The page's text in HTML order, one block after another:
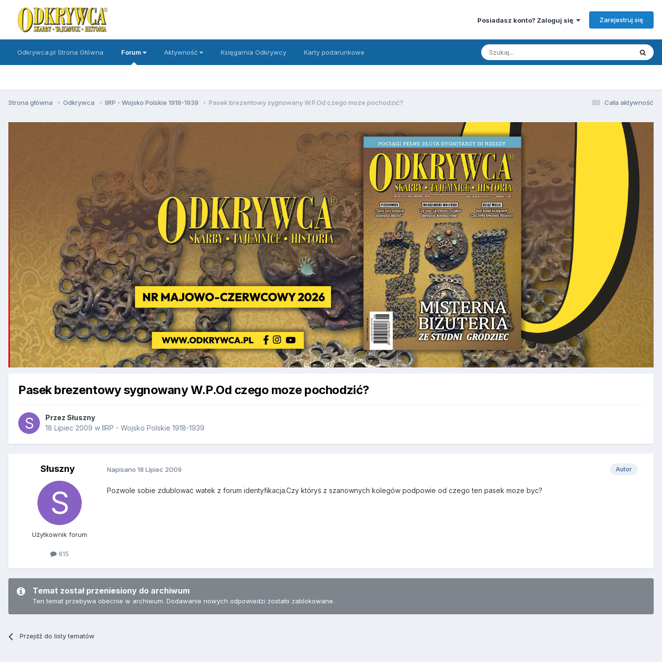
Posiadasz konto? Zaloguj się Zarejestruj się
Odkrywca.pl Strona Główna Forum Aktywność Księgarnia Odkrywcy Karty podarunkowe
Cała aktywność
Strona główna Odkrywca IIRP - Wojsko Polskie 1918-1939 Pasek brezentowy sygnowany W.P.Od czego moze pochodzić?
Pasek brezentowy sygnowany W.P.Od czego moze pochodzić?
Przez Słuszny
18 Lipiec 2009 w IIRP - Wojsko Polskie 1918-1939
Słuszny
Użytkownik forum
615
Autor
Napisano 18 Lipiec 2009
Pozwole sobie zdublować watek z forum identyfikacja.Czy któryś z szanownych kolegów podpowie od czego ten pasek moze byc?
Temat został przeniesiony do archiwum
Ten temat przebywa obecnie w archiwum. Dodawanie nowych odpowiedzi zostało zablokowane.
Przejdź do listy tematów